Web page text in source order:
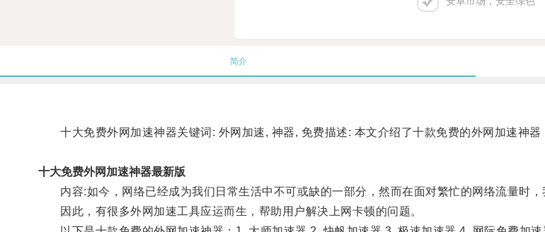
简介
十大免费外网加速神器关键词: 外网加速, 神器, 免费描述: 本文介绍了十款免费的外网加速神器
十大免费外网加速神器最新版
内容:如今，网络已经成为我们日常生活中不可或缺的一部分，然而在面对繁忙的网络流量时，
因此，有很多外网加速工具应运而生，帮助用户解决上网卡顿的问题。